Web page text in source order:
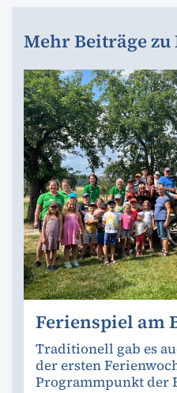
Mehr Beiträge
Ferienspiel am
Traditionell gab es
der ersten
Programmpunkt der